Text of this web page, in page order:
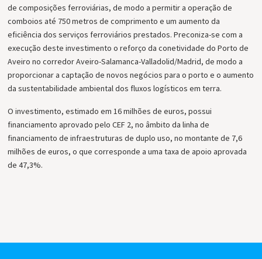
de composições ferroviárias, de modo a permitir a operação de
comboios até 750 metros de comprimento e um aumento da
eficiência dos serviços ferroviários prestados. Preconiza-se com a
execução deste investimento o reforço da conetividade do Porto de
Aveiro no corredor Aveiro-Salamanca-Valladolid/Madrid, de modo a
proporcionar a captação de novos negócios para o porto e o aumento
da sustentabilidade ambiental dos fluxos logísticos em terra.
O investimento, estimado em 16 milhões de euros, possui
financiamento aprovado pelo CEF 2, no âmbito da linha de
financiamento de infraestruturas de duplo uso, no montante de 7,6
milhões de euros, o que corresponde a uma taxa de apoio aprovada
de 47,3%.